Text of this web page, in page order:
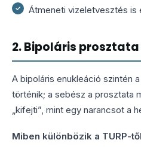
Átmeneti vizeletvesztés is
2. Bipoláris
A bipoláris enukleáció szintén
történik; a sebész a prosztata
„kifejti”, mint egy narancsot a
Miben különbözik a TURP-